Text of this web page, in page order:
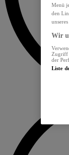
Menü
den
Wir
Zugriff
der
Liste